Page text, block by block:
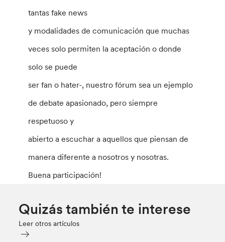
tantas fake news
y modalidades de comunicación que muchas
veces solo permiten la aceptación o donde
solo se puede
ser fan o hater-, nuestro fórum sea un ejemplo
de debate apasionado, pero siempre
respetuoso y
abierto a escuchar a aquellos que piensan de
manera diferente a nosotros y nosotras.
Buena participación!
Quizás también te interese
Leer otros artículos